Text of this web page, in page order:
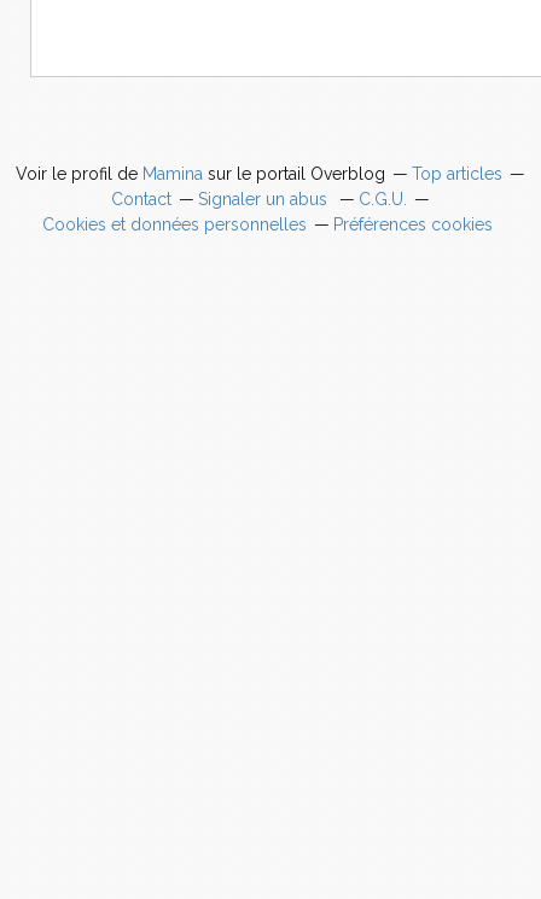
Voir le profil de Mamina sur le portail Overblog
Top articles
Contact
Signaler un abus
C.G.U.
Cookies et données personnelles
Préférences cookies